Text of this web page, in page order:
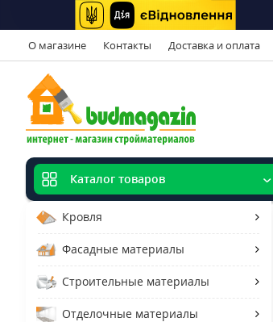
О магазине Контакты Доставка и оплата
Каталог товаров
Кровля
Фасадные материалы
Строительные материалы
Отделочные материалы